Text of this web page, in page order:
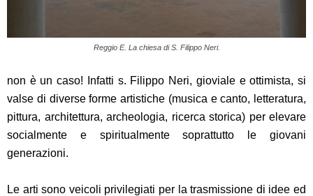
Reggio E. La chiesa di S. Filippo Neri.
non è un caso! Infatti s. Filippo Neri, gioviale e ottimista, si
valse di diverse forme artistiche (musica e canto, letteratura,
pittura, architettura, archeologia, ricerca storica) per elevare
socialmente e spiritualmente soprattutto le giovani
generazioni.
Le arti sono veicoli privilegiati per la trasmissione di idee ed